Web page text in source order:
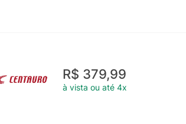
R$ 379,99
à vista ou até 4x